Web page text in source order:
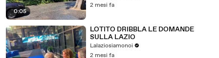
0:05
2 mesi fa
LOTITO DRIBBLA LE DOMANDE
SULLA LAZIO
Lalaziosiamonoi
2 mesi fa